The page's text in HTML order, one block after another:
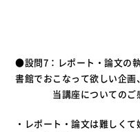
●設問7：レポート・論文の
書館でおこなって欲しい企画、
当講座についてのご感想
・レポート・論文は難しく